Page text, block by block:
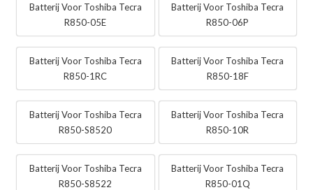
Batterij Voor Toshiba Tecra
R850-05E
Batterij Voor Toshiba Tecra
R850-06P
Batterij Voor Toshiba Tecra
R850-1RC
Batterij Voor Toshiba Tecra
R850-18F
Batterij Voor Toshiba Tecra
R850-S8520
Batterij Voor Toshiba Tecra
R850-10R
Batterij Voor Toshiba Tecra
R850-S8522
Batterij Voor Toshiba Tecra
R850-01Q